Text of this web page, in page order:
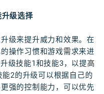
级选择
级来提升威力和效果。在
操作习惯和游戏需求来进
级技能1和技能3，以提高
2的升级可以根据自己的
强的控制能力，可以优先